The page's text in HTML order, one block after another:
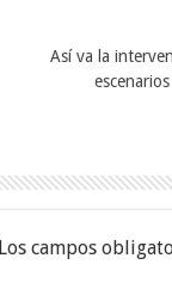
Así va la
Los campos